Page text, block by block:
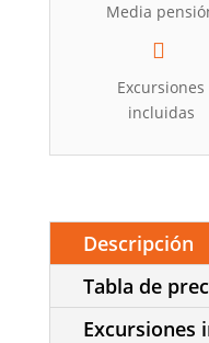
Media
Excursiones
incluidas
Descripción
Tabla de
Excursiones